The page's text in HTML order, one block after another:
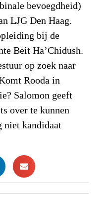
bevoegdheid)
LJG Den Haag.
bij de
Beit Ha’Chidush.
op zoek naar
Rooda in
Salomon geeft
over te kunnen
niet kandidaat